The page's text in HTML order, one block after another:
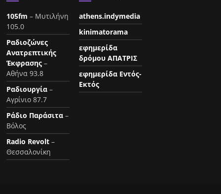
105fm – Μυτιλήνη
105.0
Ραδιοζώνες
Ανατρεπτικής
Έκφρασης –
Αθήνα 93.8
Ραδιουργία –
Αγρίνιο 87.7
Ράδιο Παράσιτα –
Βόλος
Radio Revolt –
Θεσσαλονίκη
athens.indymedia
kinimatorama
εφημερίδα
δρόμου ΑΠΑΤΡΙΣ
εφημερίδα Εντός-
Εκτός